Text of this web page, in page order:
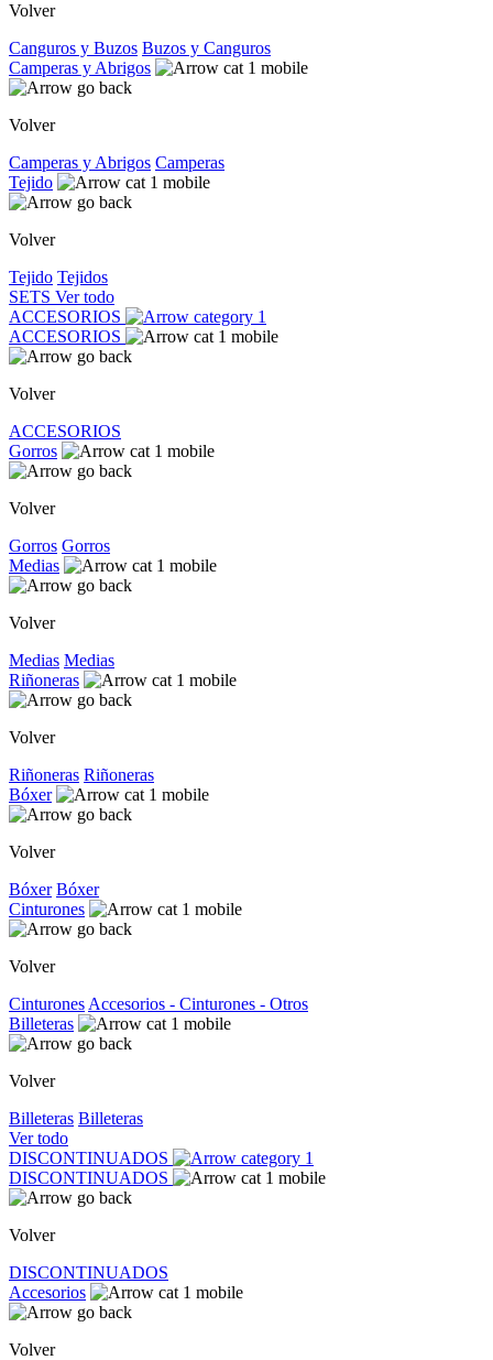
Volver
Canguros y Buzos Buzos y Canguros
Camperas y Abrigos
Volver
Camperas y Abrigos Camperas
Tejido
Volver
Tejido Tejidos
SETS Ver todo
ACCESORIOS
ACCESORIOS
Volver
ACCESORIOS
Gorros
Volver
Gorros Gorros
Medias
Volver
Medias Medias
Riñoneras
Volver
Riñoneras Riñoneras
Bóxer
Volver
Bóxer Bóxer
Cinturones
Volver
Cinturones Accesorios - Cinturones - Otros
Billeteras
Volver
Billeteras Billeteras
Ver todo
DISCONTINUADOS
DISCONTINUADOS
Volver
DISCONTINUADOS
Accesorios
Volver